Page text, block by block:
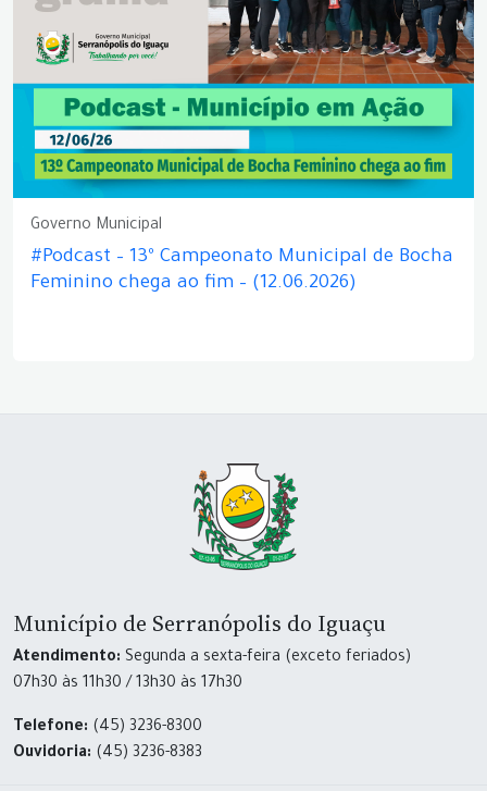
Governo Municipal
#Podcast – 13º Campeonato Municipal de Bocha
Feminino chega ao fim – (12.06.2026)
Município de Serranópolis do Iguaçu
Atendimento: Segunda a sexta-feira (exceto feriados)
07h30 às 11h30 / 13h30 às 17h30
Telefone: (45) 3236-8300
Ouvidoria: (45) 3236-8383